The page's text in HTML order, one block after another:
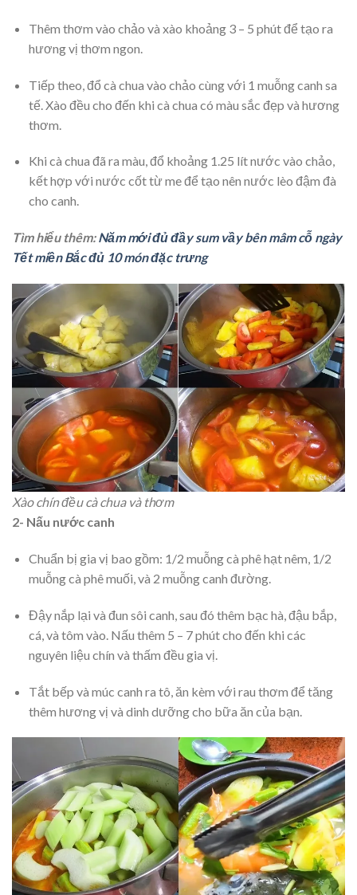
Thêm thơm vào chảo và xào khoảng 3 – 5 phút để tạo ra
hương vị thơm ngon.
Tiếp theo, đổ cà chua vào chảo cùng với 1 muỗng canh sa
tế. Xào đều cho đến khi cà chua có màu sắc đẹp và hương
thơm.
Khi cà chua đã ra màu, đổ khoảng 1.25 lít nước vào chảo,
kết hợp với nước cốt từ me để tạo nên nước lèo đậm đà
cho canh.
Tìm hiểu thêm:Năm mới đủ đầy sum vầy bên mâm cỗ ngày
Tết miền Bắc đủ 10 món đặc trưng
Xào chín đều cà chua và thơm
2- Nấu nước canh
Chuẩn bị gia vị bao gồm: 1/2 muỗng cà phê hạt nêm, 1/2
muỗng cà phê muối, và 2 muỗng canh đường.
Đậy nắp lại và đun sôi canh, sau đó thêm bạc hà, đậu bắp,
cá, và tôm vào. Nấu thêm 5 – 7 phút cho đến khi các
nguyên liệu chín và thấm đều gia vị.
Tắt bếp và múc canh ra tô, ăn kèm với rau thơm để tăng
thêm hương vị và dinh dưỡng cho bữa ăn của bạn.